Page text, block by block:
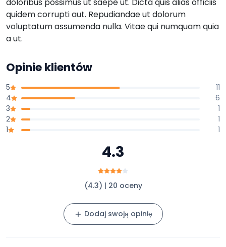
quidem corrupti aut. Repudiandae ut dolorum
voluptatum assumenda nulla. Vitae qui numquam quia
a ut.
Opinie klientów
5
11
4
6
3
1
2
1
1
1
4.3
(4.3) | 20 oceny
Dodaj swoją opinię